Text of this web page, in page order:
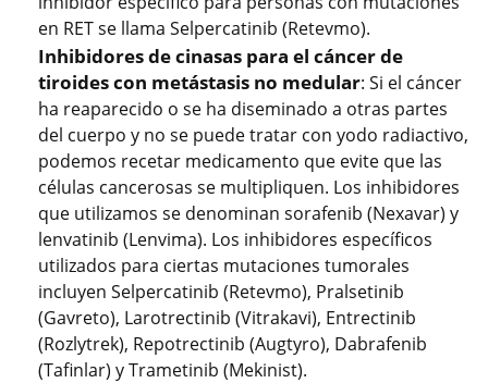
en RET se llama Selpercatinib (Retevmo).
Inhibidores de cinasas para el cáncer de
tiroides con metástasis no medular: Si el cáncer
ha reaparecido o se ha diseminado a otras partes
del cuerpo y no se puede tratar con yodo radiactivo,
podemos recetar medicamento que evite que las
células cancerosas se multipliquen. Los inhibidores
que utilizamos se denominan sorafenib (Nexavar) y
lenvatinib (Lenvima). Los inhibidores específicos
utilizados para ciertas mutaciones tumorales
incluyen Selpercatinib (Retevmo), Pralsetinib
(Gavreto), Larotrectinib (Vitrakavi), Entrectinib
(Rozlytrek), Repotrectinib (Augtyro), Dabrafenib
(Tafinlar) y Trametinib (Mekinist).